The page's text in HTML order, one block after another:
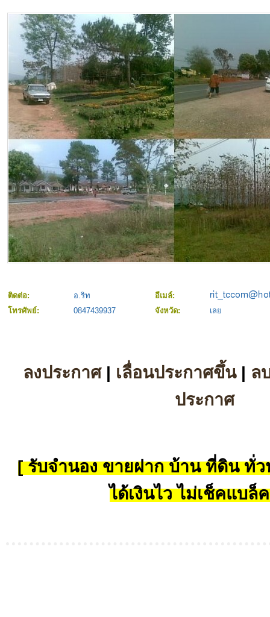
ติดต่อ: อ.ริท
อีเมล์:
โทรศัพย์:
0847439937 จังหวัด: เลย
ลงประกาศ| เลื่อนประกาศขึ้น| ล
ประกาศ
[ รับจำนอง ขายฝาก บ้าน ที่ดิน ทั่ว
ได้เงินไว ไม่เช็คแบล็